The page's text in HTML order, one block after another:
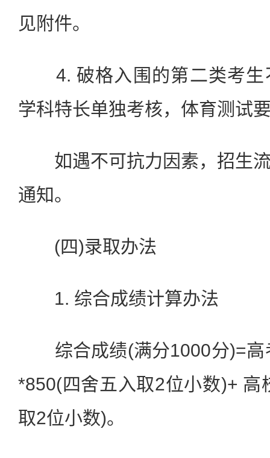
见附件。
4. 破格入围的第二类考生
学科特长单独考核，体育测试
如遇不可抗力因素，招生流
通知。
(四)录取办法
1. 综合成绩计算办法
综合成绩(满分1000分)=高
*850(四舍五入取2位小数)+ 高
取2位小数)。